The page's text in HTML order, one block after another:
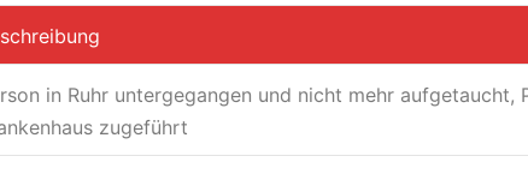
in Ruhr untergegangen und nicht mehr
zugeführt